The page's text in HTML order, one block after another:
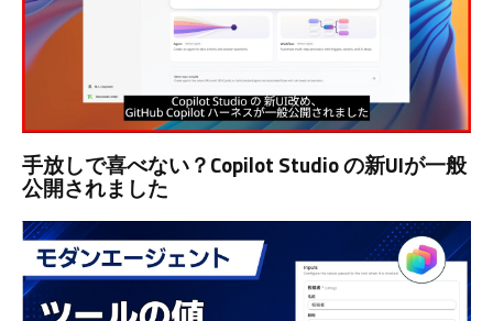
手放しで喜べない？Copilot Studio の新UIが一般
公開されました